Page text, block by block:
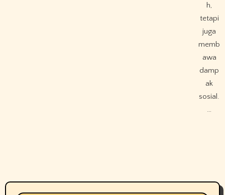
h,
tetapi
juga
memb
awa
damp
ak
sosial.
…